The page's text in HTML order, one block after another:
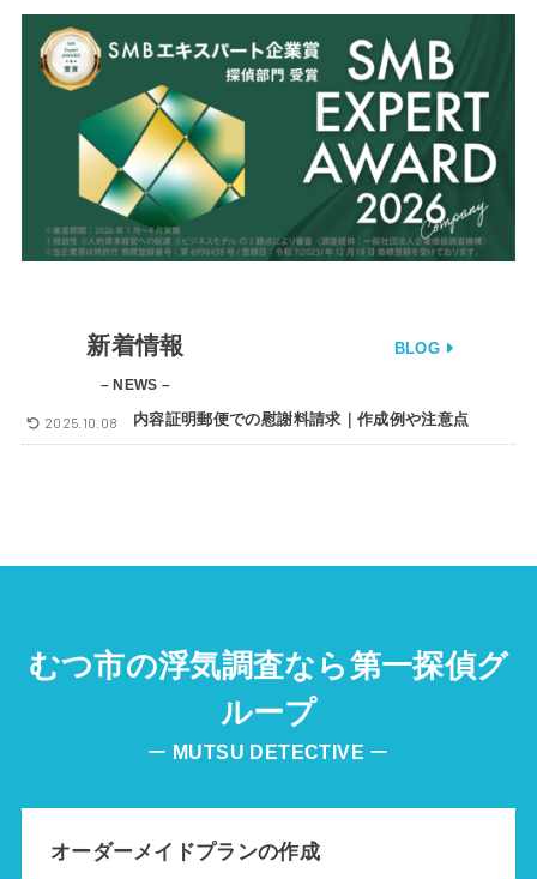
新着情報
– NEWS –
BLOG
内容証明郵便での慰謝料請求｜作成例や注意点
2025.10.08
むつ市の浮気調査なら第一探偵グ
ループ
ー MUTSU DETECTIVE ー
オーダーメイドプランの作成